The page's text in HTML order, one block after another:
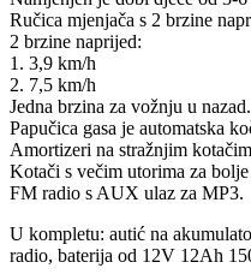
Ručica mjenjača s 2 brzine
2 brzine naprijed:
1. 3,9 km/h
2. 7,5 km/h
Jedna brzina za vožnju u nazad.
Papučica gasa je automatska
Amortizeri na stražnjim
Kotači s večim utorima za
FM radio s AUX ulaz za MP3.
U kompletu: autić na
radio, baterija od 12V 12Ah